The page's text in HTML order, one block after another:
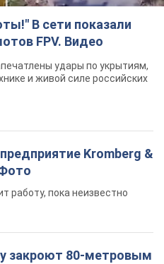
В сети показали
FPV. Видео
удары по укрытиям,
и живой силе российских
Kromberg &
работу, пока неизвестно
закроют 80-метровым